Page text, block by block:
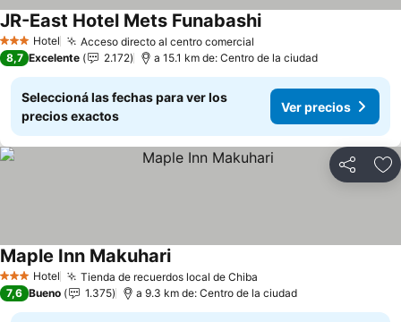
3 Estrellas
Hotel Acceso directo al centro comercial
JR-East Hotel Mets Funabashi
8,7 Excelente 2.172 a 15.1 km de: Centro de la ciudad
Seleccioná las fechas para ver los
precios exactos
Ver precios
Compartir
3 Estrellas
Hotel Tienda de recuerdos local de Chiba
Maple Inn Makuhari
7,6 Bueno 1.375 a 9.3 km de: Centro de la ciudad